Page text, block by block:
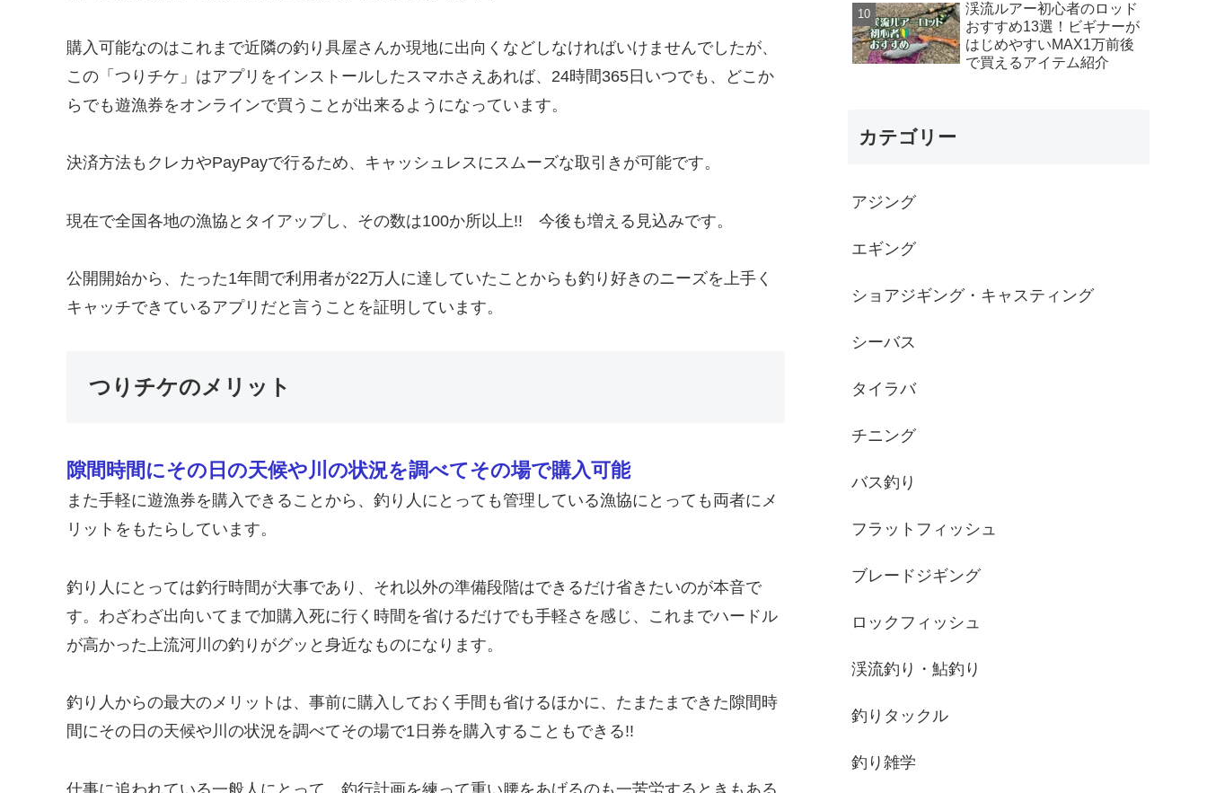
購入可能なのはこれまで近隣の釣り具屋さんか現地に出向くなどしなければいけませんでしたが、
この「つりチケ」はアプリをインストールしたスマホさえあれば、24時間365日いつでも、どこか
らでも遊漁券をオンラインで買うことが出来るようになっています。
決済方法もクレカやPayPayで行るため、キャッシュレスにスムーズな取引きが可能です。
現在で全国各地の漁協とタイアップし、その数は100か所以上!! 今後も増える見込みです。
公開開始から、たった1年間で利用者が22万人に達していたことからも釣り好きのニーズを上手く
キャッチできているアプリだと言うことを証明しています。
つりチケのメリット
隙間時間にその日の天候や川の状況を調べてその場で購入可能
また手軽に遊漁券を購入できることから、釣り人にとっても管理している漁協にとっても両者にメ
リットをもたらしています。
釣り人にとっては釣行時間が大事であり、それ以外の準備段階はできるだけ省きたいのが本音で
す。わざわざ出向いてまで加購入死に行く時間を省けるだけでも手軽さを感じ、これまでハードル
が高かった上流河川の釣りがグッと身近なものになります。
釣り人からの最大のメリットは、事前に購入しておく手間も省けるほかに、たまたまできた隙間時
間にその日の天候や川の状況を調べてその場で1日券を購入することもできる!!
仕事に追われている一般人にとって、釣行計画を練って重い腰をあげるのも一苦労するときもある
渓流ルアー初心者のロッド
おすすめ13選！ビギナーが
はじめやすいMAX1万前後
で買えるアイテム紹介
カテゴリー
アジング
エギング
ショアジギング・キャスティング
シーバス
タイラバ
チニング
バス釣り
フラットフィッシュ
ブレードジギング
ロックフィッシュ
渓流釣り・鮎釣り
釣りタックル
釣り雑学